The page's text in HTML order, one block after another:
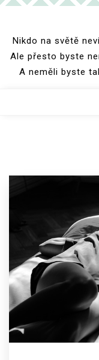
content
Nikdo na světě
Ale přesto byste
A neměli byste